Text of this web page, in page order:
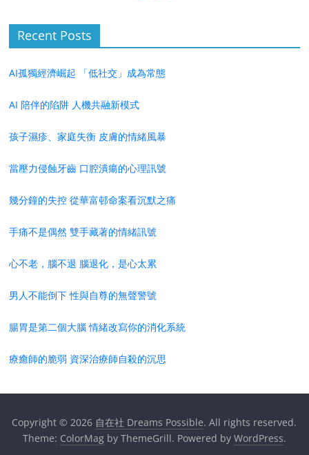
Recent Posts
AI孤獨經濟崛起 「低社交」成為常態
AI 陪伴的陷阱 人機共融新模式
孩子濕疹、家庭失衡 皮膚的情緒風暴
當壓力侵蝕牙齒 口腔潰瘍的心理訊號
幾分鐘的失控 從華富邨命案看沉默之痛
手痛不是偶然 雙手藏著的情緒訊號
心不老，腦不退 腦退化，是心太累
男人不能倒下 性與自尊的無聲警號
腸胃是第二個大腦 情緒改寫你的消化系統
療癒師的脆弱 資深治療師自殺的沉思
Copyright © 2026 自在社 Dreams Possible. All rights reserved.
Theme: ColorMagby ThemeGrill. Powered by WordPress.